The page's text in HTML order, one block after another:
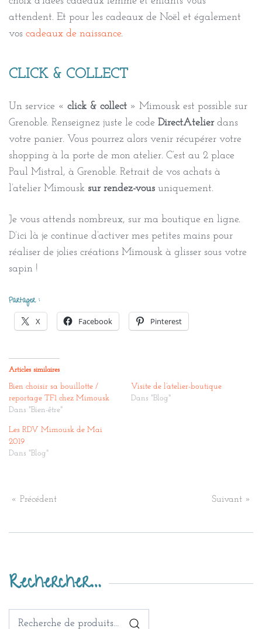
attendent. Et pour les cadeaux de Noël et également
vos cadeaux de naissance.
CLICK & COLLECT
Un service « click & collect » Mimousk est possible sur
Grenoble. Renseignez juste le code DirectAtelier dans
votre panier. Vous pourrez alors venir récupérer votre
shopping à la porte de mon atelier. C’est au 2 place
Paul Mistral, à Grenoble. Retrait de vos achats à
l’atelier Mimousk sur rendez-vous uniquement.
Je vous attends nombreux, sur ma boutique en ligne.
D’ici là je continue d’activer mes petites mains pour
réaliser de jolies créations Mimousk à glisser sous votre
sapin !
Partager :
X Facebook Pinterest
Articles similaires
Bien choisir sa bouillotte /
reportage TF1 chez Mimousk
Dans "Bien-être"
Visite de l’atelier-boutique
Dans "Blog"
Les RDV Mimousk de Mai
2019
Dans "Blog"
« Précédent Suivant »
Rechercher…
Recherche